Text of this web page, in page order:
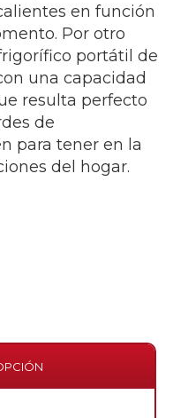
en función
Por otro
portátil de
una capacidad
resulta perfecto
de
para tener en la
del hogar.